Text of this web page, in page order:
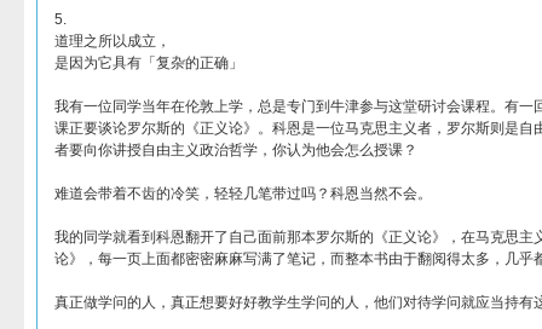
5.
道理之所以成立，
是因为它具有「复杂的正确」
我有一位同学当年在伦敦上学，总是专门到牛津参与这堂研讨会课程。有一
课正要谈论罗尔斯的《正义论》。科恩是一位马克思主义者，罗尔斯则是自
者要向你讲授自由主义政治哲学，你认为他会怎么授课？
难道会带着不齿的冷笑，轻轻几笔带过吗？科恩当然不会。
我的同学就看到科恩翻开了自己面前那本罗尔斯的《正义论》，在马克思主
论》，每一页上面都密密麻麻写满了笔记，而整本书由于翻阅得太多，几乎
真正做学问的人，真正想要好好教学生学问的人，他们对待学问就应当持